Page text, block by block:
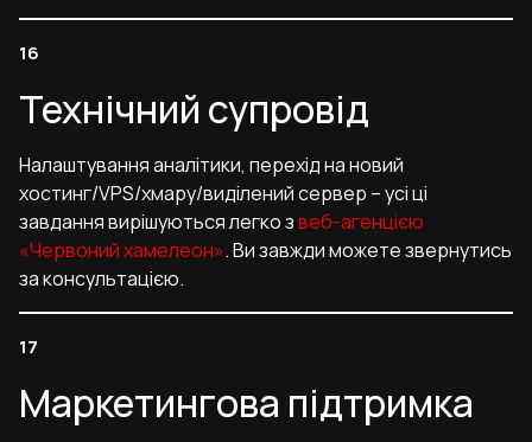
Технічний супровід
Налаштування аналітики, перехід на новий
хостинг/VPS/хмару/виділений сервер – усі ці
завдання вирішуються легко звеб-агенцією
«Червоний хамелеон». Ви завжди можете звернутись
за консультацією.
Маркетингова підтримка